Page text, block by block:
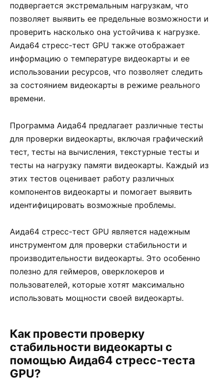
подвергается экстремальным нагрузкам, что
позволяет выявить ее предельные возможности и
проверить насколько она устойчива к нагрузке.
Аида64 стресс-тест GPU также отображает
информацию о температуре видеокарты и ее
использовании ресурсов, что позволяет следить
за состоянием видеокарты в режиме реального
времени.
Программа Аида64 предлагает различные тесты
для проверки видеокарты, включая графический
тест, тесты на вычисления, текстурные тесты и
тесты на нагрузку памяти видеокарты. Каждый из
этих тестов оценивает работу различных
компонентов видеокарты и помогает выявить
идентифицировать возможные проблемы.
Аида64 стресс-тест GPU является надежным
инструментом для проверки стабильности и
производительности видеокарты. Это особенно
полезно для геймеров, оверклокеров и
пользователей, которые хотят максимально
использовать мощности своей видеокарты.
Как провести проверку
стабильности видеокарты с
помощью Аида64 стресс-теста
GPU?